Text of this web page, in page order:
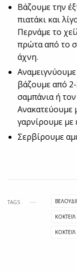
Βάζουμε την
πιατάκι και
Περνάμε το
πρώτα από το
άχνη.
βάζουμε από 2-
σαμπάνια ή
Ανακατεύουμε
γαρνίρουμε με
Σερβίρουμε
TAGS